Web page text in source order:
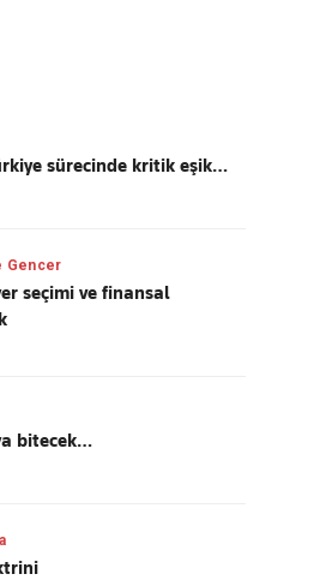
sürecinde kritik eşik…
Gencer
seçimi ve finansal
bitecek…